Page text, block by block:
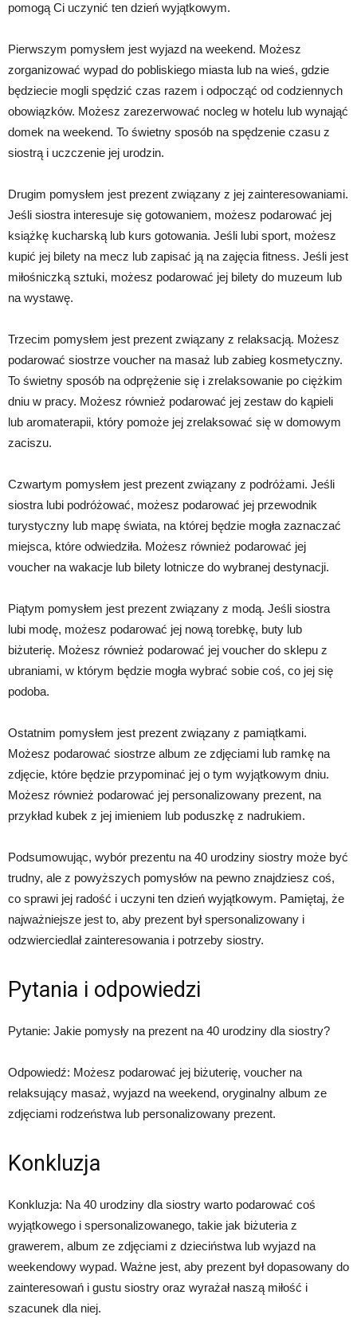
pomogą Ci uczynić ten dzień wyjątkowym.
Pierwszym pomysłem jest wyjazd na weekend. Możesz
zorganizować wypad do pobliskiego miasta lub na wieś, gdzie
będziecie mogli spędzić czas razem i odpocząć od codziennych
obowiązków. Możesz zarezerwować nocleg w hotelu lub wynająć
domek na weekend. To świetny sposób na spędzenie czasu z
siostrą i uczczenie jej urodzin.
Drugim pomysłem jest prezent związany z jej zainteresowaniami.
Jeśli siostra interesuje się gotowaniem, możesz podarować jej
książkę kucharską lub kurs gotowania. Jeśli lubi sport, możesz
kupić jej bilety na mecz lub zapisać ją na zajęcia fitness. Jeśli jest
miłośniczką sztuki, możesz podarować jej bilety do muzeum lub
na wystawę.
Trzecim pomysłem jest prezent związany z relaksacją. Możesz
podarować siostrze voucher na masaż lub zabieg kosmetyczny.
To świetny sposób na odprężenie się i zrelaksowanie po ciężkim
dniu w pracy. Możesz również podarować jej zestaw do kąpieli
lub aromaterapii, który pomoże jej zrelaksować się w domowym
zaciszu.
Czwartym pomysłem jest prezent związany z podróżami. Jeśli
siostra lubi podróżować, możesz podarować jej przewodnik
turystyczny lub mapę świata, na której będzie mogła zaznaczać
miejsca, które odwiedziła. Możesz również podarować jej
voucher na wakacje lub bilety lotnicze do wybranej destynacji.
Piątym pomysłem jest prezent związany z modą. Jeśli siostra
lubi modę, możesz podarować jej nową torebkę, buty lub
biżuterię. Możesz również podarować jej voucher do sklepu z
ubraniami, w którym będzie mogła wybrać sobie coś, co jej się
podoba.
Ostatnim pomysłem jest prezent związany z pamiątkami.
Możesz podarować siostrze album ze zdjęciami lub ramkę na
zdjęcie, które będzie przypominać jej o tym wyjątkowym dniu.
Możesz również podarować jej personalizowany prezent, na
przykład kubek z jej imieniem lub poduszkę z nadrukiem.
Podsumowując, wybór prezentu na 40 urodziny siostry może być
trudny, ale z powyższych pomysłów na pewno znajdziesz coś,
co sprawi jej radość i uczyni ten dzień wyjątkowym. Pamiętaj, że
najważniejsze jest to, aby prezent był spersonalizowany i
odzwierciedlał zainteresowania i potrzeby siostry.
Pytania i odpowiedzi
Pytanie: Jakie pomysły na prezent na 40 urodziny dla siostry?
Odpowiedź: Możesz podarować jej biżuterię, voucher na
relaksujący masaż, wyjazd na weekend, oryginalny album ze
zdjęciami rodzeństwa lub personalizowany prezent.
Konkluzja
Konkluzja: Na 40 urodziny dla siostry warto podarować coś
wyjątkowego i spersonalizowanego, takie jak biżuteria z
grawerem, album ze zdjęciami z dzieciństwa lub wyjazd na
weekendowy wypad. Ważne jest, aby prezent był dopasowany do
zainteresowań i gustu siostry oraz wyrażał naszą miłość i
szacunek dla niej.